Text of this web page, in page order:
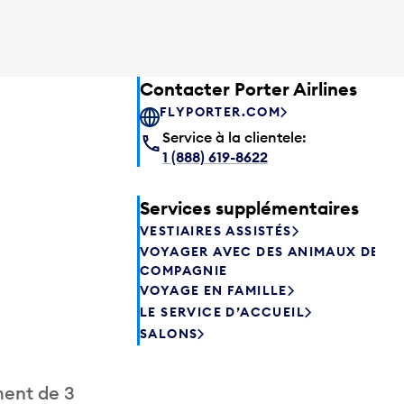
de 3
Contacter Porter Airlines
FLYPORTER.COM
Service à la clientele:
1 (888) 619-8622
Services supplémentaires
VESTIAIRES ASSISTÉS
VOYAGER AVEC DES ANIMAUX DE
COMPAGNIE
VOYAGE EN FAMILLE
LE SERVICE D’ACCUEIL
SALONS